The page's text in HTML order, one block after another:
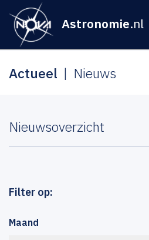
Astronomie.nl
Actueel Nieuws
Nieuwsoverzicht
Filter op:
Maand